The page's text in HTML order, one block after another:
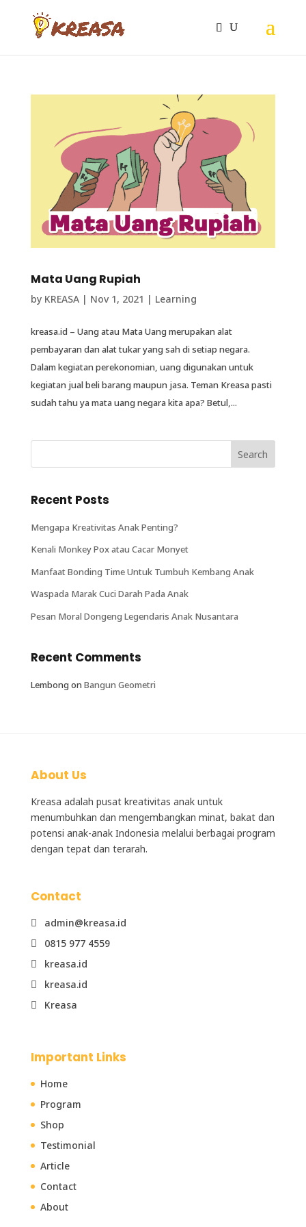
Mata Uang Rupiah
by KREASA| Nov 1, 2021 | Learning
kreasa.id – Uang atau Mata Uang merupakan alat
pembayaran dan alat tukar yang sah di setiap negara.
Dalam kegiatan perekonomian, uang digunakan untuk
kegiatan jual beli barang maupun jasa. Teman Kreasa pasti
sudah tahu ya mata uang negara kita apa? Betul,...
Recent Posts
Mengapa Kreativitas Anak Penting?
Kenali Monkey Pox atau Cacar Monyet
Manfaat Bonding Time Untuk Tumbuh Kembang Anak
Waspada Marak Cuci Darah Pada Anak
Pesan Moral Dongeng Legendaris Anak Nusantara
Recent Comments
Lembong on Bangun Geometri
About Us
Kreasa adalah pusat kreativitas anakuntuk
menumbuhkan dan mengembangkan minat, bakat dan
potensi anak-anak Indonesia melalui berbagai program
dengan tepat dan terarah.
Contact
 admin@kreasa.id
 0815 977 4559
 kreasa.id
 kreasa.id
 Kreasa
Important Links
Home
Program
Shop
Testimonial
Article
Contact
About